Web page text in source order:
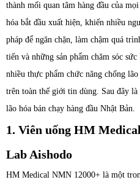
thành mối quan tâm hàng đầu của
hóa bắt đầu xuất hiện, khiến nhiều
pháp để ngăn chặn, làm chậm quá
tiến và những sản phẩm chăm sóc
nhiều thực phẩm chức năng chống
trên toàn thế giới tin dùng. Sau đây
lão hóa bán chạy hàng đầu Nhật Bản.
1. Viên uống HM
Lab Aishodo
HM Medical NMN 12000+ là một